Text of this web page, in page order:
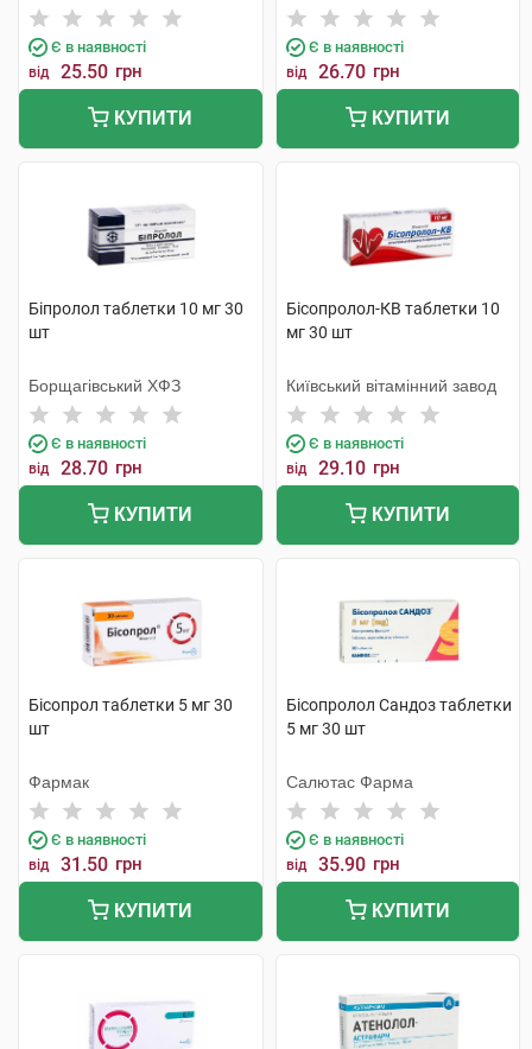
Є в наявності
від 25.50 грн
КУПИТИ
Є в наявності
від 26.70 грн
КУПИТИ
Біпролол таблетки 10 мг 30
шт
Борщагівський ХФЗ
Є в наявності
від 28.70 грн
КУПИТИ
Бісопролол-КВ таблетки 10
мг 30 шт
Київський вітамінний завод
Є в наявності
від 29.10 грн
КУПИТИ
Бісопрол таблетки 5 мг 30
шт
Фармак
Є в наявності
від 31.50 грн
КУПИТИ
Бісопролол Сандоз таблетки
5 мг 30 шт
Салютас Фарма
Є в наявності
від 35.90 грн
КУПИТИ